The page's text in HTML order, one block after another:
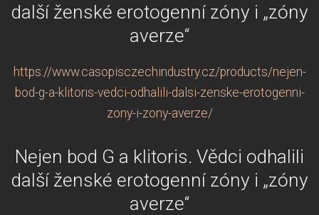
další ženské erotogenní zóny i „zóny
averze“
https://www.casopisczechindustry.cz/products/nejen-
bod-g-a-klitoris-vedci-odhalili-dalsi-zenske-erotogenni-
zony-i-zony-averze/
Nejen bod G a klitoris. Vědci odhalili
další ženské erotogenní zóny i „zóny
averze“